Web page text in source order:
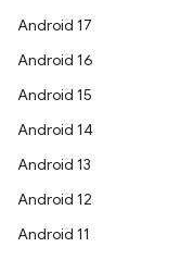
Android 17
Android 16
Android 15
Android 14
Android 13
Android 12
Android 11